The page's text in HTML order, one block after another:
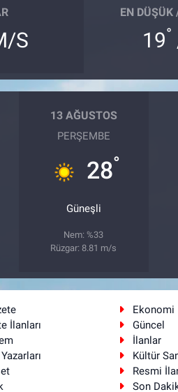
S
EN DÜŞÜK
19°
13 AĞUSTOS
PERŞEMBE
28°
Güneşli
Nem: %33
Rüzgar: 8.81 m/s
Ekonomi
İlanları
Güncel
İlanlar
Kültür
Resmi
Son